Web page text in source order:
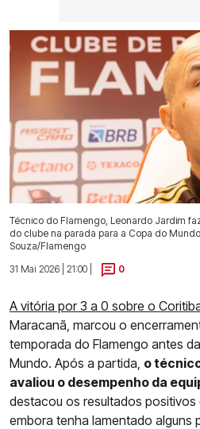
Técnico do Flamengo, Leonardo Jardim
do clube na parada para a Copa do
Souza/Flamengo
31 Mai 2026 | 21:00 |
0
A vitória por 3 a 0 sobre o
Maracanã, marcou o
temporada do Flamengo antes
Mundo. Após a partida, o
avaliou o desempenho da
destacou os resultados positivos
embora tenha lamentado alguns